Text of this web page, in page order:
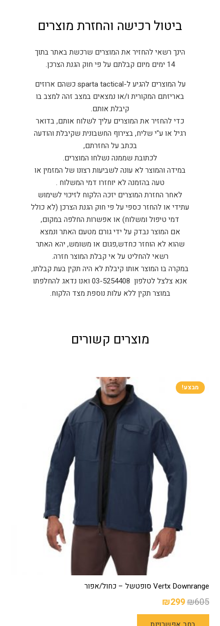
ביטול רכישה והחזרת מוצרים
הינך רשאי להחזיר את המוצרים שרכשת באתר בתוך
14 ימים מיום קבלתם על פי חוק הגנת הצרכן.
על המוצרים להגיע ל-sparta tactical כשהם ארוזים
באריזתם המקורית ו/או נמצאים במצב זהה למצב בו
קיבלת אותם.
כדי להחזיר את המוצרים עליך לשלוח אותם, בדואר
רגיל או ע"י שליח, בצירוף החשבונית שקיבלת והודעה
בכתב על החזרתם,
לכתובת שממנה נשלחו המוצרים.
במידה והמוצר לא עונה לשביעות רצונו של המזמין או
טעה בהזמנה לא יוחזרו דמי המשלוח .
לאחר החזרת המוצרים יזכה הלקוח לזיכוי לשימוש
עתידי או להחזר כספי על פי חוק הגנת הצרכן (לא כולל
דמי טיפול ומשלוח) או אפשרות החלפה במקום,
אם המוצר נבדק על ידי גורם מטעם האתר ונמצא
שהוא לא הוחזר כחדש,פגום או משומש, יהא האתר
רשאי להחליט על אי קבלת המוצר חזרה.
במקרה בו המוצר אותו קיבלת לא היה תקין בעת קבלתו,
אנא צלצל לטלפון 03-5254408 ואנו נדאג להחלפתו
במוצר תקין ללא עלות נוספת מצד הלקוח.
מוצרים קשורים
מבצע!
Vertx Downrange סופטשל – כחול/אפור
₪605
המחיר
המקורי
₪299
הנוכחי